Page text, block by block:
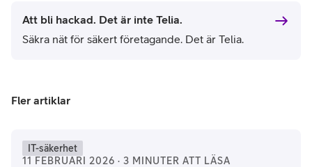
Att bli hackad. Det är inte Telia.
Säkra nät för säkert företagande. Det är Telia.
Fler artiklar
IT-säkerhet
11 FEBRUARI 2026 · 3 MINUTER ATT LÄSA